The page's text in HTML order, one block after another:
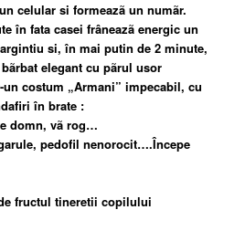
celular si formeazã un numãr.
în fata casei frâneazã energic un
si, în mai putin de 2 minute,
elegant cu pãrul usor
costum „Armani” impecabil, cu
în brate :
domn, vã rog…
pedofil nenorocit….Începe
fructul tineretii copilului